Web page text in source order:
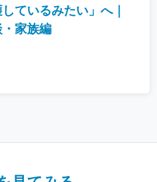
ているみたい」へ｜
家族編